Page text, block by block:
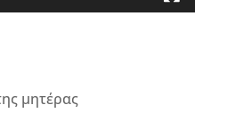
μητέρας